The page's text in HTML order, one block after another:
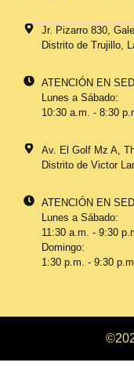
Jr. Pizarro 830,
Distrito de Trujillo,
ATENCIÓN EN
Lunes a Sábado:
10:30 a.m. - 8:30
Av. El Golf Mz A,
Distrito de Victor
ATENCIÓN EN
Lunes a Sábado:
11:30 a.m. - 9:30
Domingo:
1:30 p.m. - 9:30